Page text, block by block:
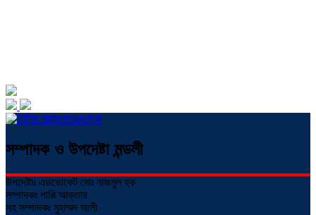
সম্পাদক ও উপদেষ্টা মন্ডলী
উপদেষ্টাঃ এডভোকেট মোঃ নাজমুল হক
সম্পাদকঃ পাপ্পি আক্তার
সহ সম্পাদকঃ মুহাম্মদ আলী